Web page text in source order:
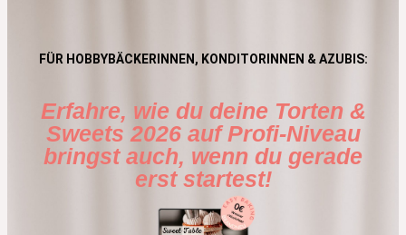
FÜR HOBBYBÄCKERINNEN, KONDITORINNEN & AZUBIS:
Erfahre, wie du deine Torten &
Sweets 2026 auf Profi-Niveau
bringst auch, wenn du gerade
erst startest!